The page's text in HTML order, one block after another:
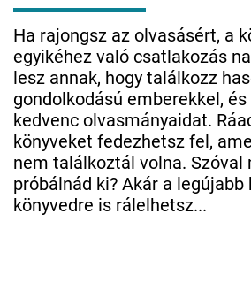
Ha rajongsz az olvasásért, a
egyikéhez való csatlakozás
lesz annak, hogy találkozz
gondolkodású emberekkel,
kedvenc olvasmányaidat.
könyveket fedezhetsz fel,
nem találkoztál volna. Szóval
próbálnád ki? Akár a legújabb
könyvedre is rálelhetsz...